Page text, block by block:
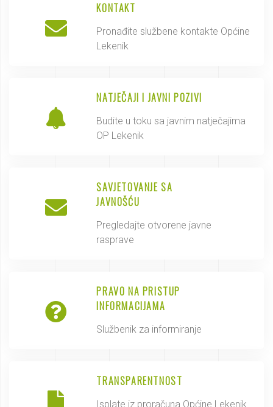
KONTAKT
Pronađite službene kontakte Općine
Lekenik
NATJEČAJI I JAVNI POZIVI
Budite u toku sa javnim natječajima
OP Lekenik
SAVJETOVANJE SA
JAVNOŠĆU
Pregledajte otvorene javne
rasprave
PRAVO NA PRISTUP
INFORMACIJAMA
Službenik za informiranje
TRANSPARENTNOST
Isplate iz proračuna Općine Lekenik